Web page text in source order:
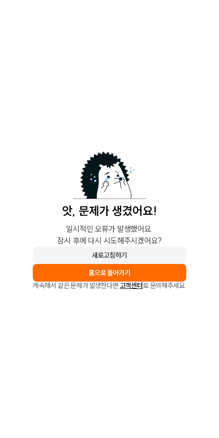
앗, 문제가 생겼어요!
일시적인 오류가 발생했어요.
잠시 후에 다시 시도해주시겠어요?
새로고침하기
홈으로 돌아가기
계속해서 같은 문제가 발생한다면 고객센터로 문의해주세요.